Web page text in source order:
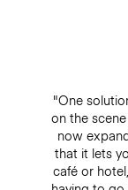
"One
on the
now
that it lets
café or